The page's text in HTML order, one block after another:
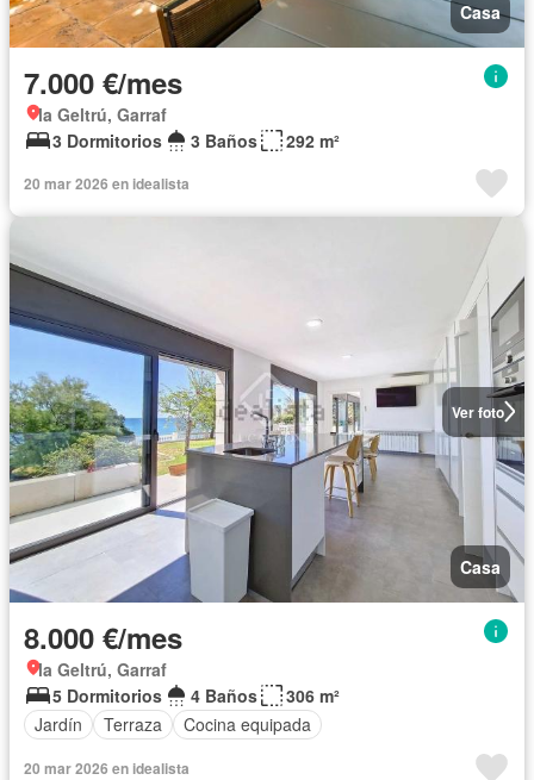
Casa
7.000 €/mes
la Geltrú, Garraf
3 Dormitorios
3 Baños 292 m²
20 mar 2026 en idealista
Ver foto
Casa
8.000 €/mes
la Geltrú, Garraf
5 Dormitorios
4 Baños
306 m²
Jardín
Terraza Cocina equipada
20 mar 2026 en idealista